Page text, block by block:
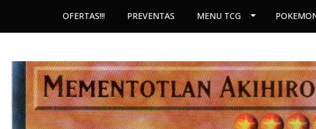
OFERTAS!!! PREVENTAS MENU TCG